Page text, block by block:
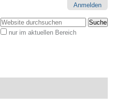
Anmelden
Website durchsuchen
nur im aktuellen Bereich